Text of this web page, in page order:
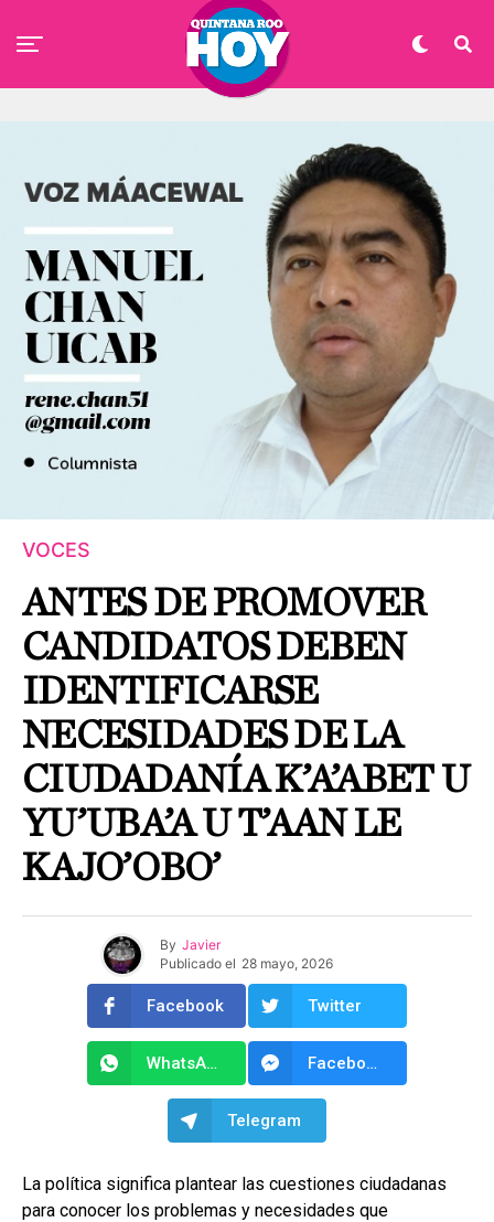
VOCES
ANTES DE PROMOVER
CANDIDATOS DEBEN
IDENTIFICARSE
NECESIDADES DE LA
CIUDADANÍA K’A’ABET U
YU’UBA’A U T’AAN LE
KAJO’OBO’
By Javier
Publicado el 28 mayo, 2026
Facebook Twitter
WhatsApp Facebook Messenger
Telegram
La política significa plantear las cuestiones ciudadanas
para conocer los problemas y necesidades que